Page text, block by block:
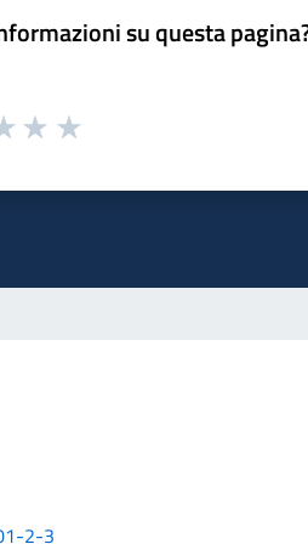
su questa
2-3